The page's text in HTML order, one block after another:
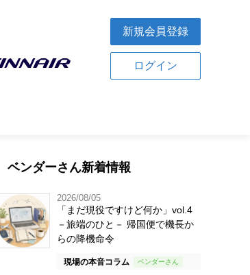
新規会員登録
ログイン
ベンダーさん新着情報
2026/08/05
「まだ現役ですけど何か」vol.4
－旅端のひと－ 帰国便で機長か
らの降機命令
現場の本音コラム